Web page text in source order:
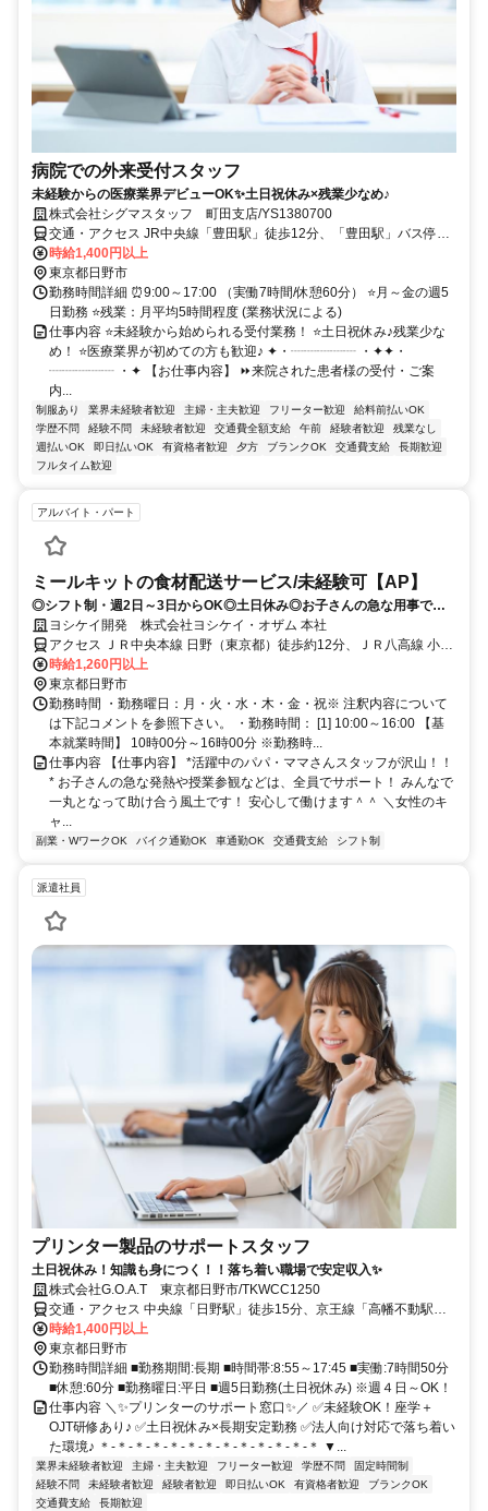
病院での外来受付スタッフ
未経験からの医療業界デビューOK✨土日祝休み×残業少なめ♪
株式会社シグマスタッフ 町田支店/YS1380700
交通・アクセス JR中央線「豊田駅」徒歩12分、「豊田駅」バス停→
「日野市立病院前」下車徒歩3分、「高幡不動駅」バス停→ 「日野市
立病院前」下車徒歩3分
時給1,400円以上
東京都日野市
勤務時間詳細 ⏰9:00～17:00 （実働7時間/休憩60分） ⭐月～金の週5
日勤務 ⭐残業：月平均5時間程度 (業務状況による)
仕事内容 ⭐未経験から始められる受付業務！ ⭐土日祝休み♪残業少な
め！ ⭐医療業界が初めての方も歓迎♪ ✦・┈┈┈┈┈ ・✦✦・
┈┈┈┈┈ ・✦ 【お仕事内容】 ⏩来院された患者様の受付・ご案
内...
制服あり 業界未経験者歓迎 主婦・主夫歓迎 フリーター歓迎
給料前払いOK
学歴不問
経験不問 未経験者歓迎 交通費全額支給 午前 経験者歓迎
残業なし
週払いOK
即日払いOK 有資格者歓迎 夕方 ブランクOK 交通費支給
長期歓迎
フルタイム歓迎
アルバイト・パート
ミールキットの食材配送サービス/未経験可【AP】
◎シフト制・週2日～3日からOK◎土日休み◎お子さんの急な用事での
お休みも快く対応します★
ヨシケイ開発 株式会社ヨシケイ・オザム 本社
アクセス ＪＲ中央本線 日野（東京都）徒歩約12分、ＪＲ八高線 小宮
北口徒歩約24分、多摩都市モノレール線 甲州街道徒歩約30分
時給1,260円以上
東京都日野市
勤務時間 ・勤務曜日：月・火・水・木・金・祝※ 注釈内容について
は下記コメントを参照下さい。 ・勤務時間： [1] 10:00～16:00 【基
本就業時間】 10時00分～16時00分 ※勤務時...
仕事内容 【仕事内容】 *活躍中のパパ・ママさんスタッフが沢山！！
* お子さんの急な発熱や授業参観などは、全員でサポート！ みんなで
一丸となって助け合う風土です！ 安心して働けます＾＾ ＼女性のキ
ャ...
副業・WワークOK バイク通勤OK 車通勤OK 交通費支給 シフト制
派遣社員
プリンター製品のサポートスタッフ
土日祝休み！知識も身につく！！落ち着い職場で安定収入✨
株式会社G.O.A.T 東京都日野市/TKWCC1250
交通・アクセス 中央線「日野駅」徒歩15分、京王線「高幡不動駅」
徒歩30分、多摩都市モノレール「甲州街道駅」徒歩15分
時給1,400円以上
東京都日野市
勤務時間詳細 ■勤務期間:長期 ■時間帯:8:55～17:45 ■実働:7時間50分
■休憩:60分 ■勤務曜日:平日 ■週5日勤務(土日祝休み) ※週４日～OK！
仕事内容 ＼✨プリンターのサポート窓口✨／ ✅未経験OK！座学＋
OJT研修あり♪ ✅土日祝休み×長期安定勤務 ✅法人向け対応で落ち着い
た環境♪ ＊-＊-＊-＊-＊-＊-＊-＊-＊-＊-＊-＊-＊ ▼...
業界未経験者歓迎 主婦・主夫歓迎 フリーター歓迎 学歴不問
固定時間制
経験不問
未経験者歓迎 経験者歓迎 即日払いOK 有資格者歓迎
ブランクOK
交通費支給
長期歓迎